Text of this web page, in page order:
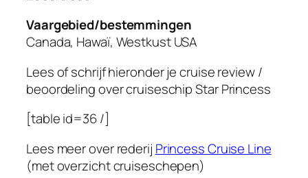
Vaargebied/bestemmingen
Canada, Hawaï, Westkust USA
Lees of schrijf hieronder je cruise review /
beoordeling over cruiseschipStar Princess
[table id=36 /]
Lees meer over rederij Princess Cruise Line
(met overzicht cruiseschepen)